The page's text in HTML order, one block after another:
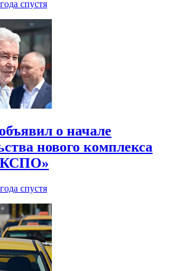
спустя
о начале
нового комплекса
спустя